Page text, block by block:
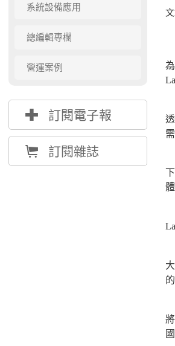
系統設備應用
總編輯專欄
營運案例
{ 訂閱電子報
Å 訂閱雜誌